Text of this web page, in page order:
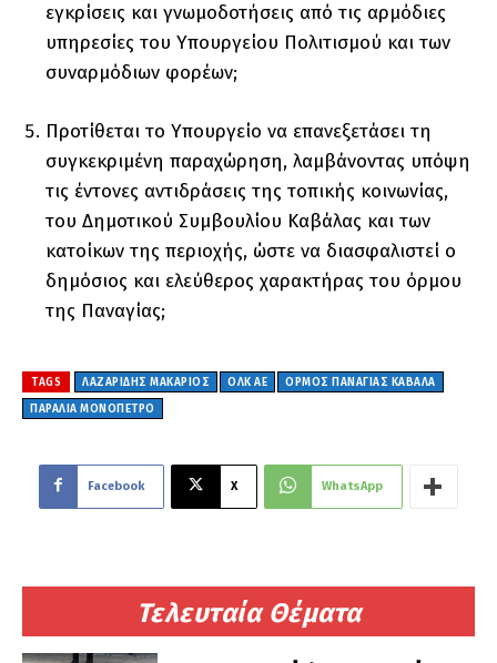
Τελευταία Θέματα
εγκρίσεις και γνωμοδοτήσεις από τις αρμόδιες
υπηρεσίες του Υπουργείου Πολιτισμού και των
συναρμόδιων φορέων;
Προτίθεται το Υπουργείο να επανεξετάσει τη
συγκεκριμένη παραχώρηση, λαμβάνοντας υπόψη
τις έντονες αντιδράσεις της τοπικής κοινωνίας,
του Δημοτικού Συμβουλίου Καβάλας και των
κατοίκων της περιοχής, ώστε να διασφαλιστεί ο
δημόσιος και ελεύθερος χαρακτήρας του όρμου
της Παναγίας;
TAGS ΛΑΖΑΡΙΔΗΣ ΜΑΚΑΡΙΟΣ ΟΛΚ ΑΕ
ΟΡΜΟΣ ΠΑΝΑΓΙΑΣ ΚΑΒΑΛΑ
ΠΑΡΑΛΙΑ ΜΟΝΟΠΕΤΡΟ
Facebook X WhatsApp